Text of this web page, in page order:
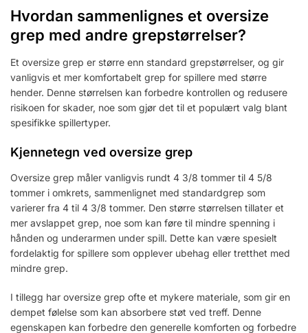
Hvordan sammenlignes et oversize
grep med andre grepstørrelser?
Et oversize grep er større enn standard grepstørrelser, og gir
vanligvis et mer komfortabelt grep for spillere med større
hender. Denne størrelsen kan forbedre kontrollen og redusere
risikoen for skader, noe som gjør det til et populært valg blant
spesifikke spillertyper.
Kjennetegn ved oversize grep
Oversize grep måler vanligvis rundt 4 3/8 tommer til 4 5/8
tommer i omkrets, sammenlignet med standardgrep som
varierer fra 4 til 4 3/8 tommer. Den større størrelsen tillater et
mer avslappet grep, noe som kan føre til mindre spenning i
hånden og underarmen under spill. Dette kan være spesielt
fordelaktig for spillere som opplever ubehag eller tretthet med
mindre grep.
I tillegg har oversize grep ofte et mykere materiale, som gir en
dempet følelse som kan absorbere støt ved treff. Denne
egenskapen kan forbedre den generelle komforten og forbedre